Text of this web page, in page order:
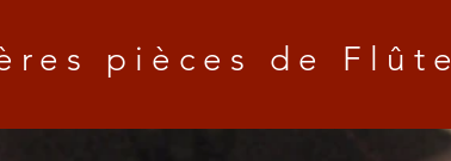
pièces de Flûte